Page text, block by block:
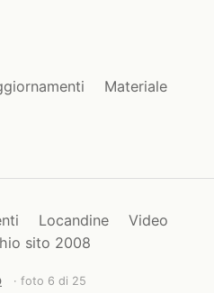
Materiale
Locandine
Video
sito 2008
· foto 6 di 25